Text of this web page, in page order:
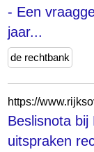
- Een
jaar...
de rechtbank
Beslisnota
uitspraken